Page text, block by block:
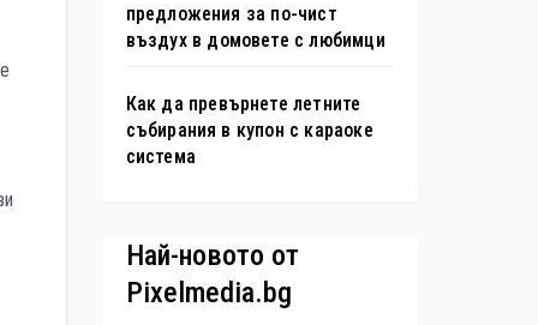
предложения за по-чист
въздух в домовете с любимци
Как да превърнете летните
събирания в купон с караоке
система
Най-новото от
Pixelmedia.bg